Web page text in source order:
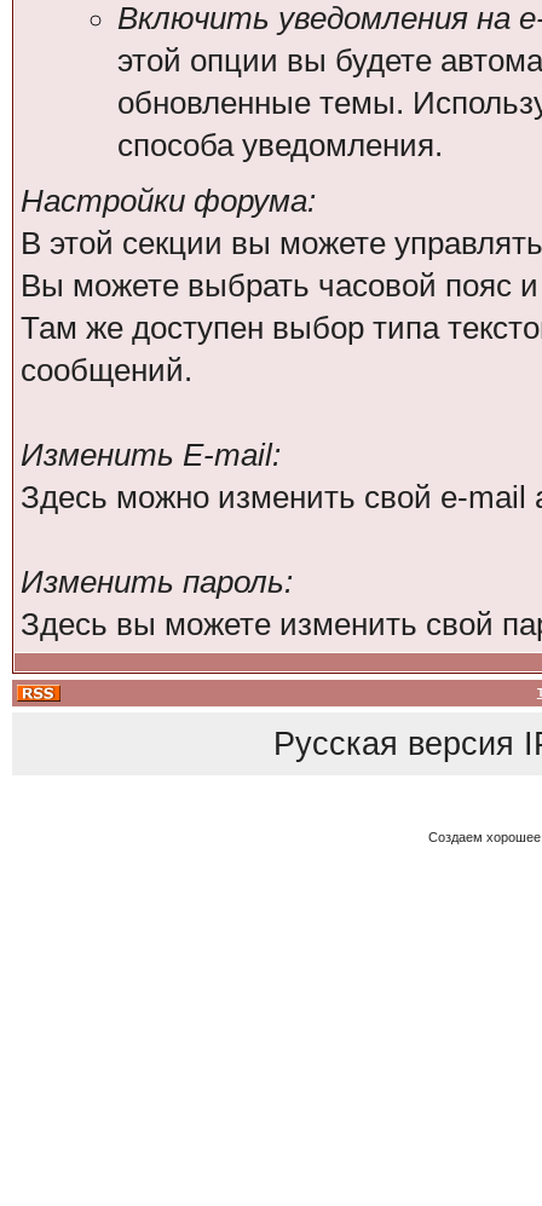
Включить уведомления на
этой опции вы будете
обновленные темы.
способа уведомления.
Настройки форума:
В этой секции вы можете
Вы можете выбрать часовой пояс
Там же доступен выбор типа
сообщений.
Изменить E-mail:
Здесь можно изменить свой e-mail
Изменить пароль:
Здесь вы можете изменить свой
Русская версия
Создаем